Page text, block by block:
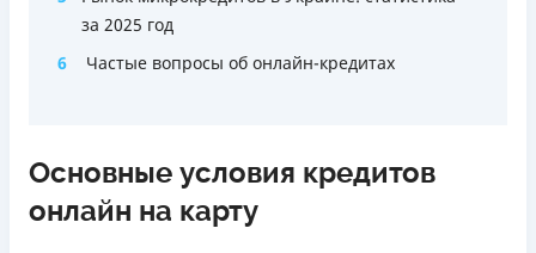
за 2025 год
6
Частые вопросы об онлайн-кредитах
Основные условия кредитов
онлайн на карту